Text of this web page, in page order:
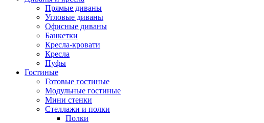
Прямые диваны
Угловые диваны
Офисные диваны
Банкетки
Кресла-кровати
Кресла
Пуфы
Гостиные
Готовые гостиные
Модульные гостиные
Мини стенки
Стеллажи и полки
Полки